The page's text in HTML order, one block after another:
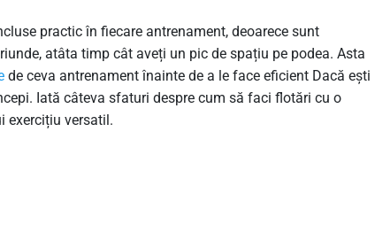
practic în fiecare antrenament, deoarece sunt
atâta timp cât aveți un pic de spațiu pe podea. Asta
de ceva antrenament înainte de a le face eficient Dacă ești
Iată câteva sfaturi despre cum să faci flotări cu o
exercițiu versatil.